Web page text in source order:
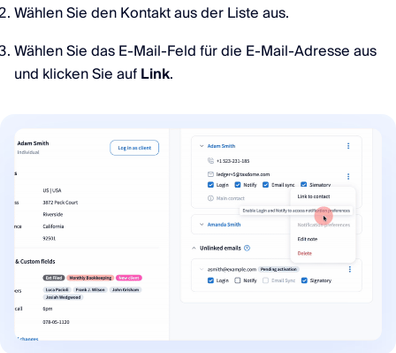
Wählen Sie den Kontakt aus der Liste aus.
Wählen Sie das E-Mail-Feld für die E-Mail-Adresse aus
und klicken Sie aufLink.